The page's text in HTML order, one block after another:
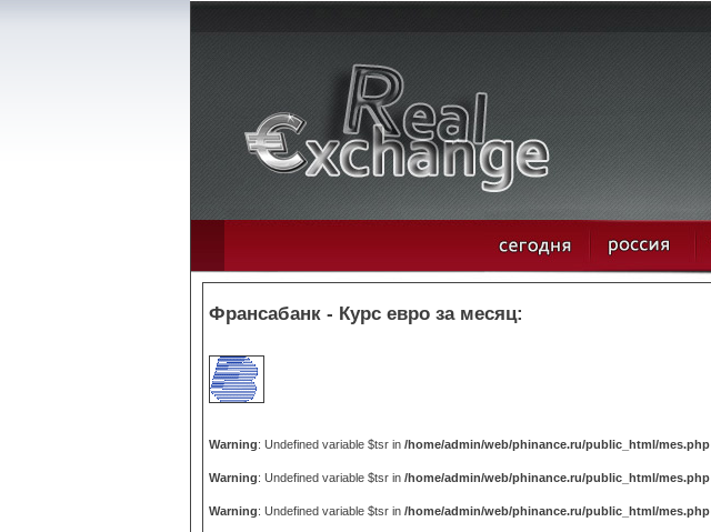
Франсабанк - Курс евро за месяц:
Warning: Undefined variable $tsr in /home/admin/web/phinance.ru/public_html/mes.php
Warning: Undefined variable $tsr in /home/admin/web/phinance.ru/public_html/mes.php
Warning: Undefined variable $tsr in /home/admin/web/phinance.ru/public_html/mes.php